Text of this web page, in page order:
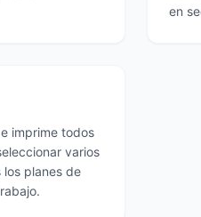
en
imprime todos
varios
los planes de